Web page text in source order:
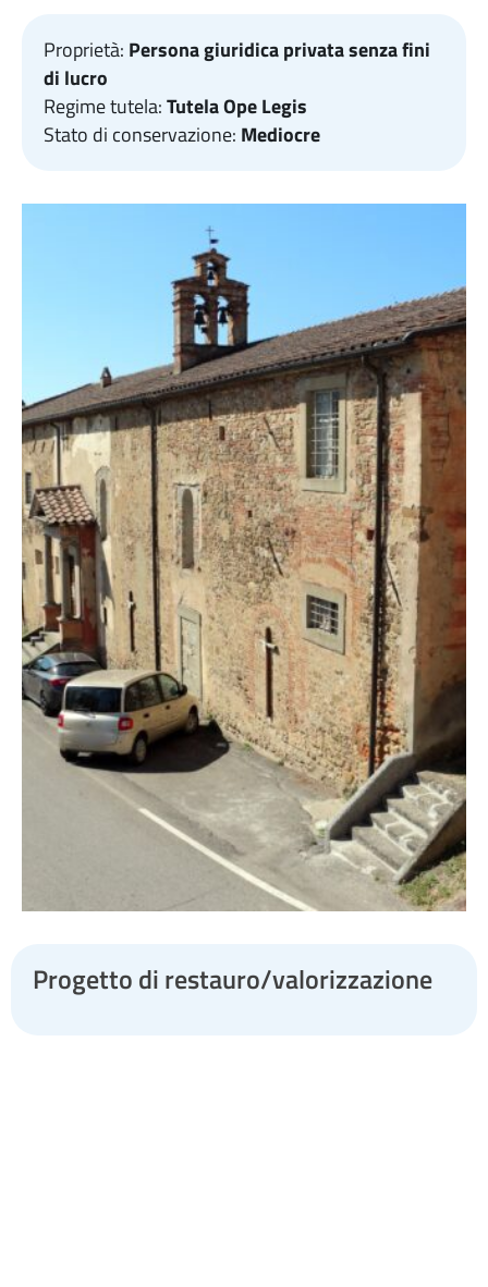
Proprietà: Persona giuridica privata senza fini
di lucro
Regime tutela:Tutela Ope Legis
Stato di conservazione: Mediocre
Progetto di restauro/valorizzazione